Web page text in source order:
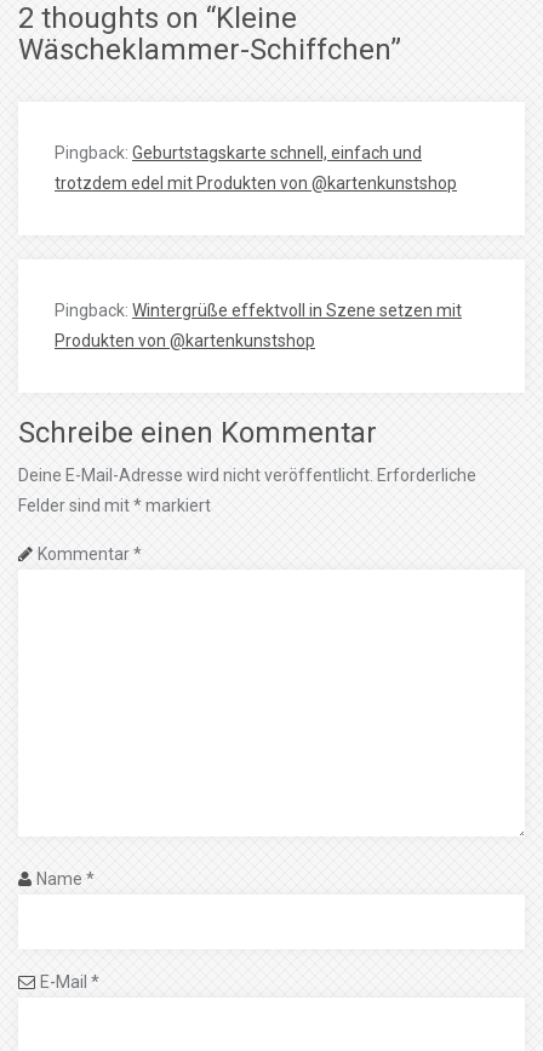
2 thoughts on “Kleine
Wäscheklammer-Schiffchen”
Pingback: Geburtstagskarte schnell, einfach und
trotzdem edel mit Produkten von @kartenkunstshop
Pingback: Wintergrüße effektvoll in Szene setzen mit
Produkten von ⁨@kartenkunstshop⁩
Schreibe einen Kommentar
Deine E-Mail-Adresse wird nicht veröffentlicht. Erforderliche
Felder sind mit*markiert
Kommentar*
Name *
E-Mail *